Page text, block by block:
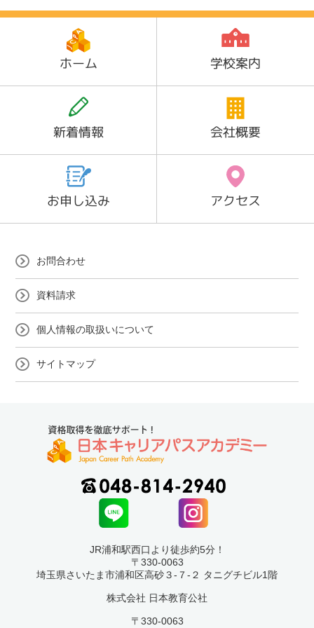
ホーム 学校案内
新着情報 会社概要
お申し込み アクセス
お問合わせ
資料請求
個人情報の取扱いについて
サイトマップ
JR浦和駅西口より徒歩約5分！
〒330-0063
埼玉県さいたま市浦和区高砂３-７-２ タニグチビル1階
株式会社 日本教育公社
〒330-0063